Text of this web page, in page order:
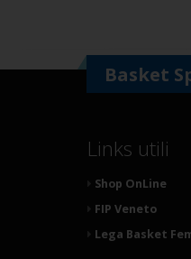
Basket
Links utili
Shop OnLine
FIP Veneto
Lega Basket